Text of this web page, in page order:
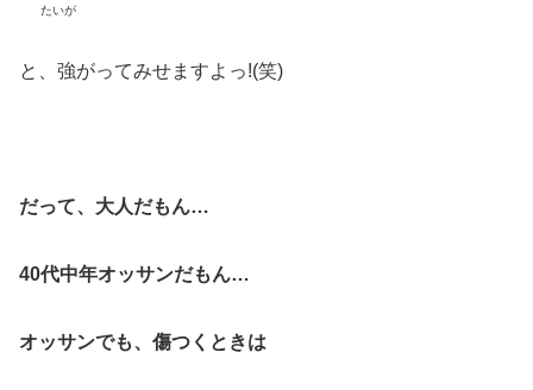
たいが
と、強がってみせますよっ!(笑)
だって、大人だもん…
40代中年オッサンだもん…
オッサンでも、傷つくときは